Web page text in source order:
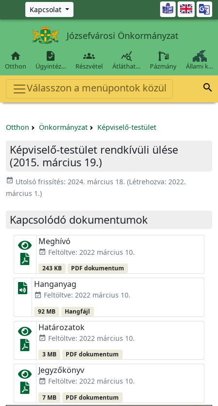
Ugrás a fő tartalomra
Kapcsolat 
Józsefvárosi Önkormányzat

Otthon

Ügyintéz…

Részvétel

Átláthat… Pázmány Állami k…
Válasszon a menüpontok közül 
Otthon Önkormányzat Képviselő-testület
Képviselő-testület rendkívüli ülése
(2015. március 19.)
event_available Utolsó frissítés: 2024. március 18. (Létrehozva: 2022.
március 1.)
Kapcsolódó dokumentumok
Meghívó
event_available Feltöltve: 2022 március 10.
243 KB PDF dokumentum
Hanganyag
event_available Feltöltve: 2022 március 10.
92 MB Hangfájl
Határozatok
event_available Feltöltve: 2022 március 10.
3 MB PDF dokumentum
Jegyzőkönyv
event_available Feltöltve: 2022 március 10.
7 MB PDF dokumentum